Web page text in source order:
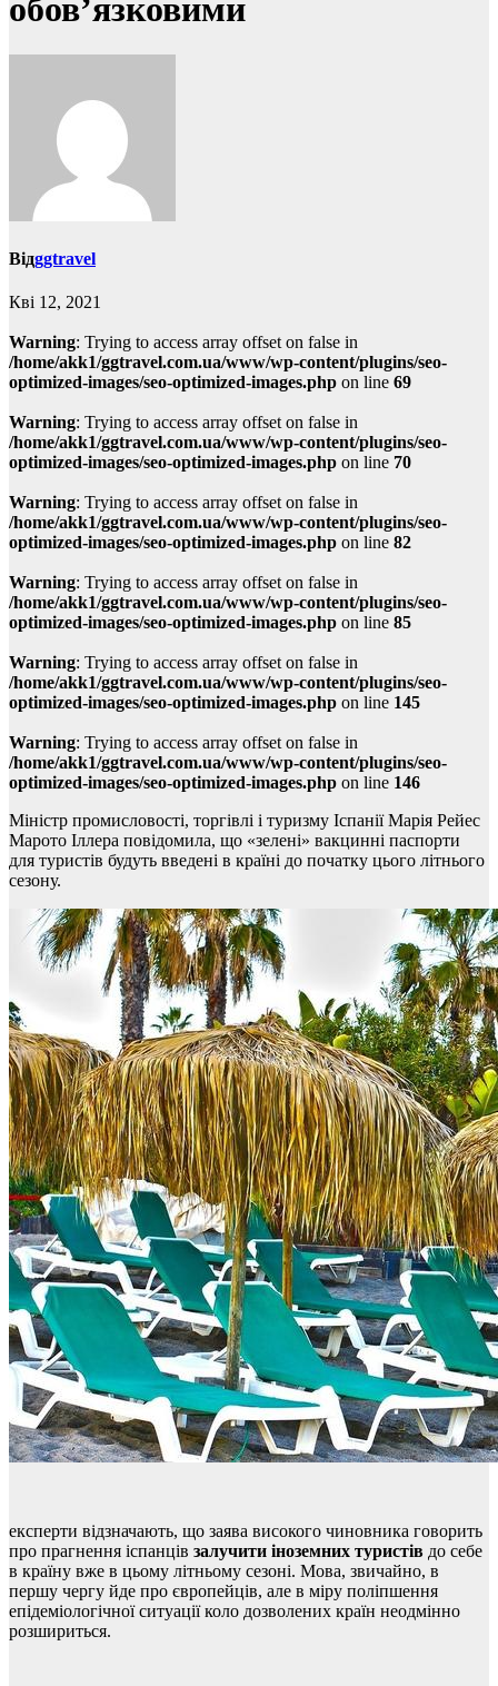
обов’язковими
Відggtravel
Кві 12, 2021
Warning: Trying to access array offset on false in
/home/akk1/ggtravel.com.ua/www/wp-content/plugins/seo-
optimized-images/seo-optimized-images.php on line 69
Warning: Trying to access array offset on false in
/home/akk1/ggtravel.com.ua/www/wp-content/plugins/seo-
optimized-images/seo-optimized-images.php on line 70
Warning: Trying to access array offset on false in
/home/akk1/ggtravel.com.ua/www/wp-content/plugins/seo-
optimized-images/seo-optimized-images.php on line 82
Warning: Trying to access array offset on false in
/home/akk1/ggtravel.com.ua/www/wp-content/plugins/seo-
optimized-images/seo-optimized-images.php on line 85
Warning: Trying to access array offset on false in
/home/akk1/ggtravel.com.ua/www/wp-content/plugins/seo-
optimized-images/seo-optimized-images.php on line 145
Warning: Trying to access array offset on false in
/home/akk1/ggtravel.com.ua/www/wp-content/plugins/seo-
optimized-images/seo-optimized-images.php on line 146
Міністр промисловості, торгівлі і туризму Іспанії Марія Рейес
Марото Іллера повідомила, що «зелені» вакцинні паспорти
для туристів будуть введені в країні до початку цього літнього
сезону.
експерти відзначають, що заява високого чиновника говорить
про прагнення іспанців залучити іноземних туристів до себе
в країну вже в цьому літньому сезоні. Мова, звичайно, в
першу чергу йде про європейців, але в міру поліпшення
епідеміологічної ситуації коло дозволених країн неодмінно
розшириться.